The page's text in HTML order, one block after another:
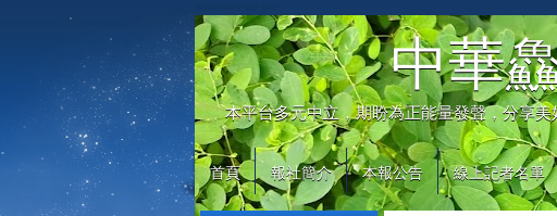
中華
本平台多元中立，期盼為正能量發聲，分享
首頁 報社簡介 本報公告 線上記者名單